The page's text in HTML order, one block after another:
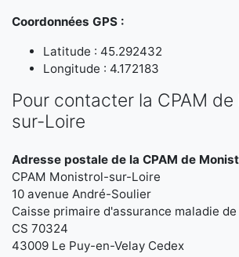
Coordonnées GPS :
Latitude : 45.292432
Longitude : 4.172183
Pour contacter la CPAM
sur-Loire
Adresse postale de la CPAM de
CPAM Monistrol-sur-Loire
10 avenue André-Soulier
Caisse primaire d'assurance maladie
CS 70324
43009 Le Puy-en-Velay Cedex